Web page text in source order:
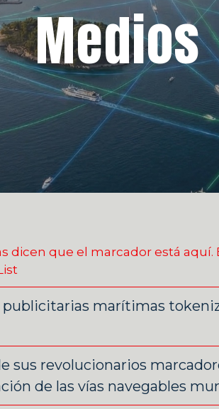
Medios
dicen que el marcador está aquí.
marítimas
sus revolucionarios
de las vías navegables